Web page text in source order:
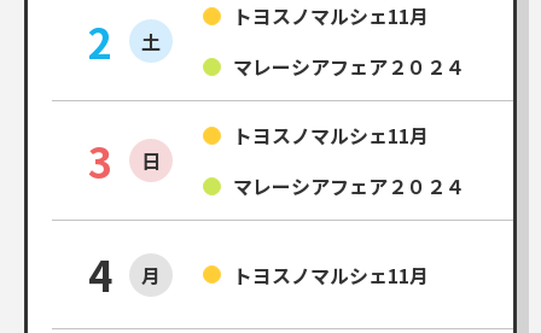
2 土
トヨスノマルシェ11月
マレーシアフェア２０２４
3 日
トヨスノマルシェ11月
マレーシアフェア２０２４
4 月 トヨスノマルシェ11月